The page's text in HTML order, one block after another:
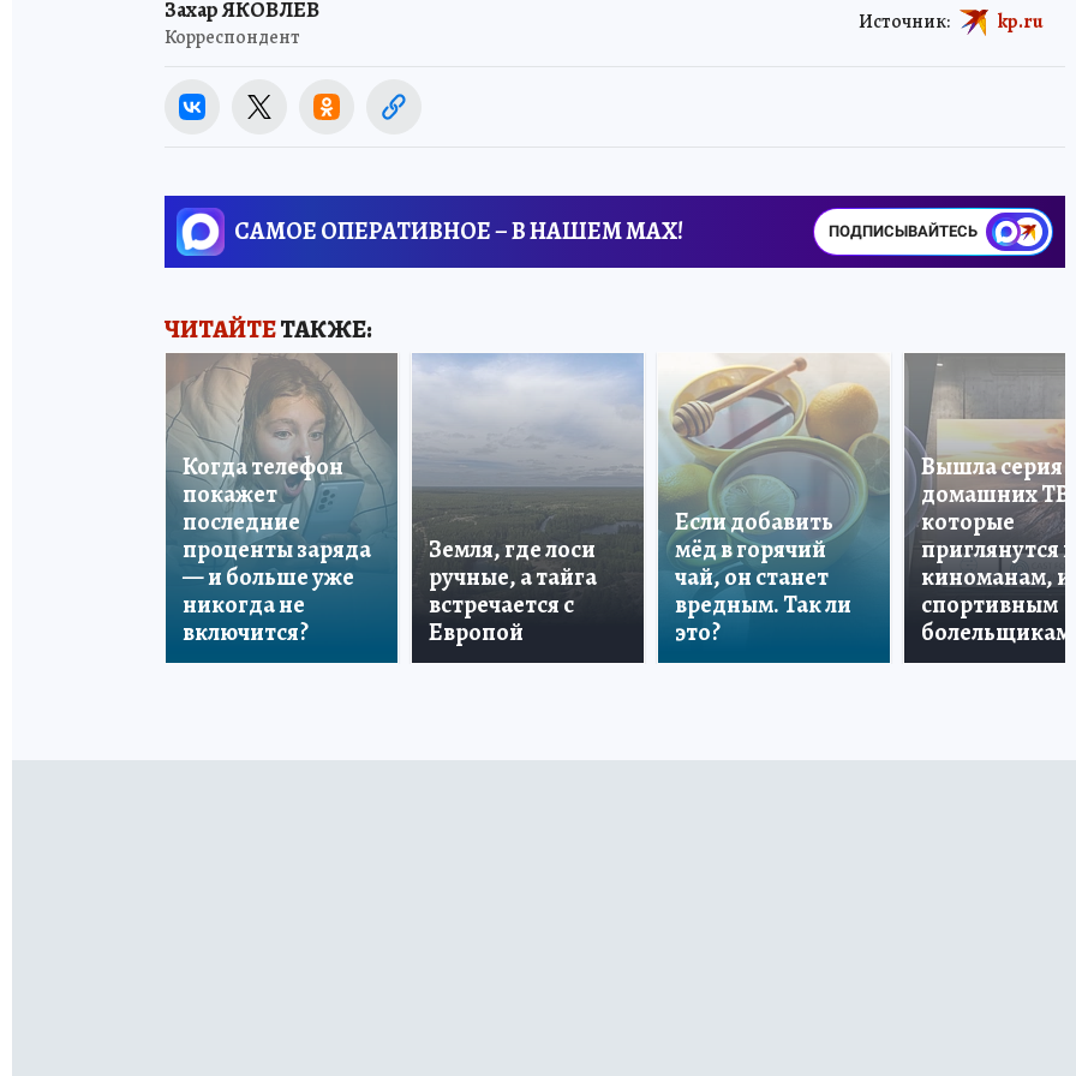
Захар ЯКОВЛЕВ
Корреспондент
Источник: kp.ru
САМОЕ ОПЕРАТИВНОЕ – В НАШЕМ MAX! ПОДПИСЫВАЙТЕСЬ
ЧИТАЙТЕТАКЖЕ:
Когда телефон
покажет
последние
проценты заряда
— и больше уже
никогда не
включится?
Земля, где лоси
ручные, а тайга
встречается с
Европой
Если добавить
мёд в горячий
чай, он станет
вредным. Так ли
это?
Вышла серия
домашних ТВ,
которые
приглянутся и
киноманам, и
спортивным
болельщикам